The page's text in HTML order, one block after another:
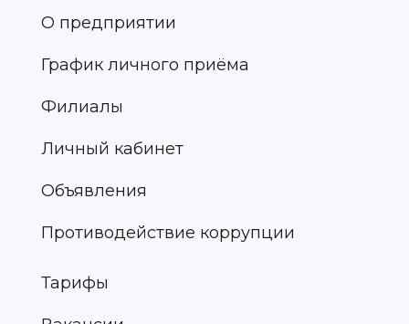
О предприятии
График личного приёма
Филиалы
Личный кабинет
Объявления
Противодействие коррупции
Тарифы